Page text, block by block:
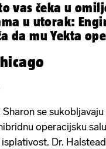
vas čeka u
u utorak:
da mu Yekta
Sharon se
operacijsku
Dr.